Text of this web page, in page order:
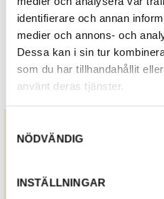
identifierare och annan
medier och annons- och
Dessa kan i sin tur
som du har tillhandahållit
använt deras tjänster.
NÖDVÄNDIG
INSTÄLLNINGAR